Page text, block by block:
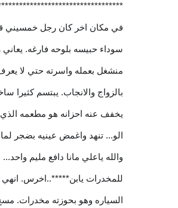
في مكان اخر كان رجل خمسيني
سوداء حبيسه بلوحه فارغه.
منشغل بعمله واسرته حتي لا يعرف
بالزواج والانجاب. يبتسم كثيرا
يخفف عنه احزانه هو مطعمه الذي
الو... تنهد واغمض عينيه بضجر
والله ياعلي مانا دافع مليم
للمخدرات يابن*****..اخرس. انهي
السياره وهو بحوزته مخدرات.